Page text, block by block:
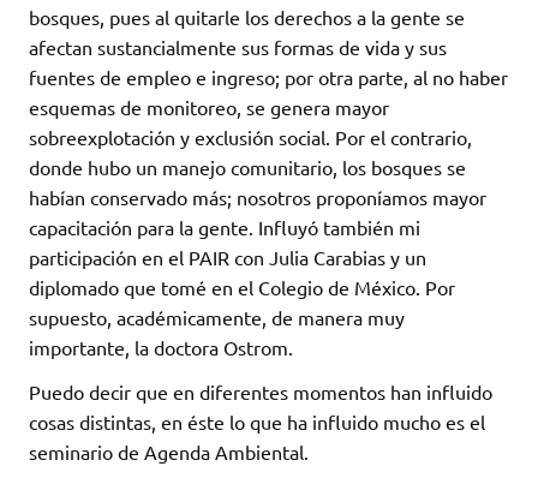
bosques, pues al quitarle los derechos a la gente se
afectan sustancialmente sus formas de vida y sus
fuentes de empleo e ingreso; por otra parte, al no haber
esquemas de monitoreo, se genera mayor
sobreexplotación y exclusión social. Por el contrario,
donde hubo un manejo comunitario, los bosques se
habían conservado más; nosotros proponíamos mayor
capacitación para la gente. Influyó también mi
participación en el PAIR con Julia Carabias y un
diplomado que tomé en el Colegio de México. Por
supuesto, académicamente, de manera muy
importante, la doctora Ostrom.
Puedo decir que en diferentes momentos han influido
cosas distintas, en éste lo que ha influido mucho es el
seminario de Agenda Ambiental.